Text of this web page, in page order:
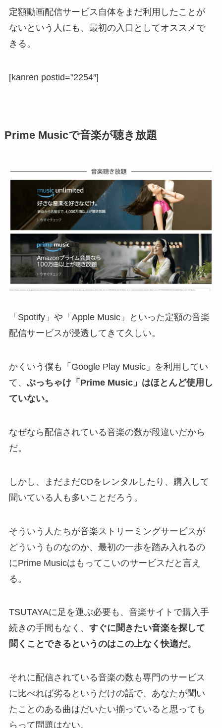
定額動画配信サービス自体をまだ利用したことが
ないという人にも、最初の入口としてオススメで
きる。
[kanren postid=”2254″]
Prime Musicで音楽が聴き放題
「Spotify」や「Apple Music」といった定額の音楽
配信サービスが浸透してきて久しい。
かくいう僕も「Google Play Music」を利用してい
て、 ぶっちゃけ「Prime Music」はほとんど使用し
ていない。
なぜなら配信されている音楽の数が段違いだから
だ。
しかし、まだまだCDをレンタルしたり、購入して
聞いている人も多いことだろう。
そういう人たちが音楽ストリーミングサービスが
どういうものなのか、最初の一歩を踏み入れるの
にPrime Musicはもってこいのサービスだと言え
る。
TSUTAYAに足を運ぶ必要も、音楽サイトで購入手
続きの手間もなく、 すぐに聞きたい音楽を探して
聞くことできるというのはこの上なく快適だ。
それに配信されている音楽の数も専門のサービス
に比べれば劣るというだけの話で、あなたが聞い
たことのある曲はだいたい揃っていると思っても
らって問題はない。